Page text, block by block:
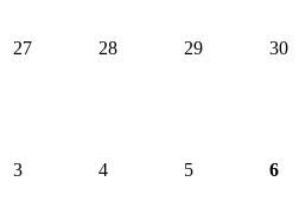
27 28 29 30
3 4 5 6